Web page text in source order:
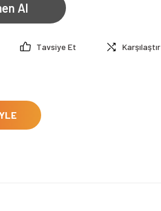
Al
Tavsiye Et Karşılaştır